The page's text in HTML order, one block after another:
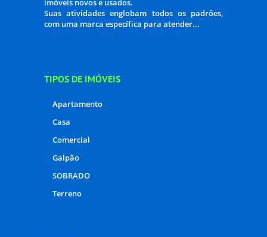
maravilhoso apartamento, 03 quartos,
suite, 1 garagem, sacada com
churrasqueira, face norte, local c
SOBRE
Referência no mercado, a imobiliaria oferece
aos seus clientes soluções completas em
consultoria imobiliária.
Com anos de história, a empresa é especialista
em todos os segmentos, prestando assessoria a
incorporadores, compradores e vendedores de